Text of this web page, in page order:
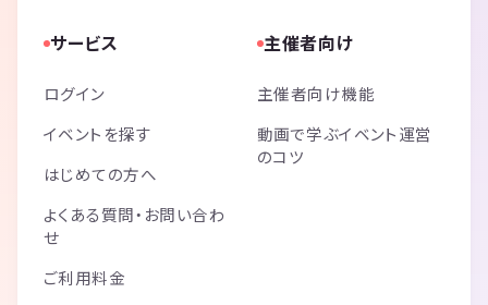
サービス
ログイン
イベントを探す
はじめての方へ
よくある質問・お問い合わ
せ
ご利用料金
主催者向け
主催者向け機能
動画で学ぶイベント運営
のコツ